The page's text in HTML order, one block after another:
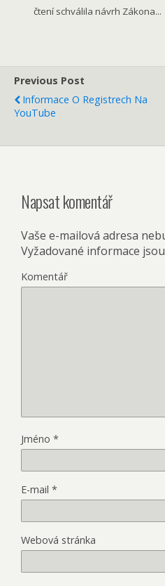
čtení schválila návrh Zákona...
Previous Post
Informace O Registrech Na
YouTube
Napsat komentář
Vaše e-mailová adresa
Vyžadované informace
Komentář
Jméno *
E-mail *
Webová stránka